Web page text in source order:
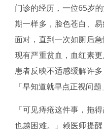
门诊的经历，一位65岁
期一样多，脸色苍白、
面对，直到一次如厕后
现有严重贫血，血红素
患者反映不适感缓解许
「早知道就早点正视问题
「可见痔疮这件事，拖
也越困难。」赖医师提